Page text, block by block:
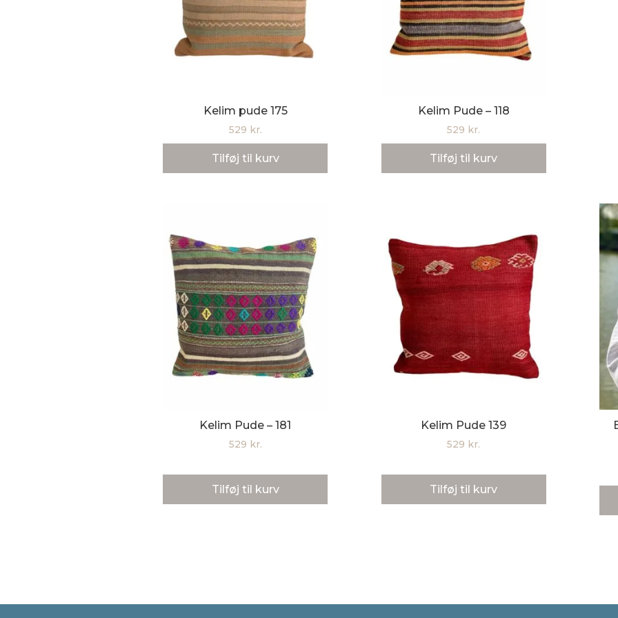
Kelim pude 175
529 kr.
Tilføj til kurv
Kelim Pude – 118
529 kr.
Tilføj til kurv
Kelim Pude – 181
529 kr.
Tilføj til kurv
Kelim Pude 139
529 kr.
Tilføj til kurv